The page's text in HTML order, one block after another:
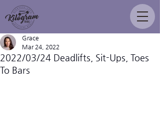
2022/03/24 Deadlifts, Sit-Ups, Toes
To Bars
Grace
Mar 24, 2022